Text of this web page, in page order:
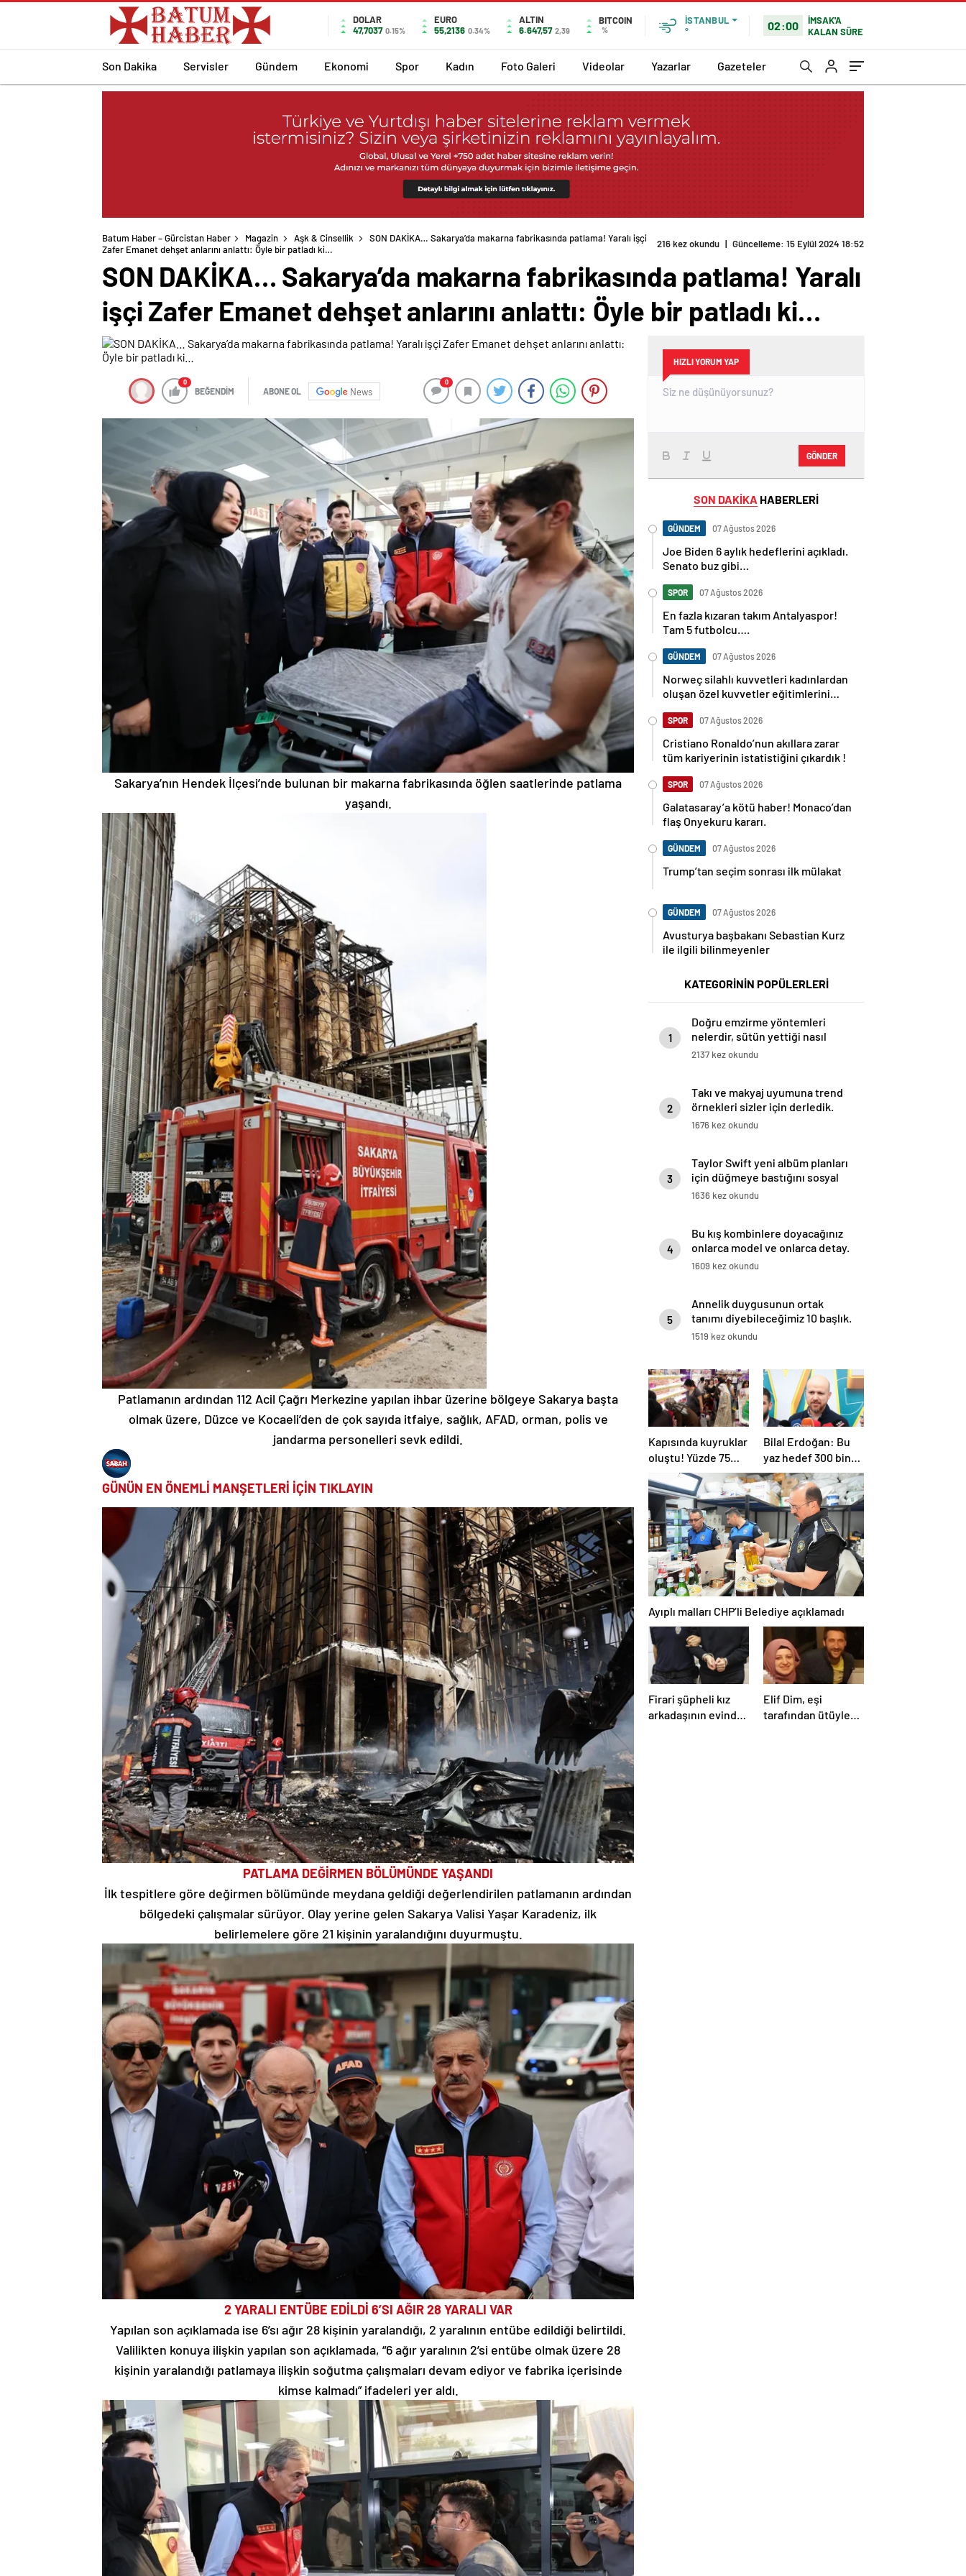
DOLAR
47,7037 0.15%
EURO
55,2136 0.34%
ALTIN
6.647,57 2,39
BITCOIN
%
İSTANBUL
°
02:00
İMSAK'A
KALAN SÜRE
Son Dakika Servisler Gündem Ekonomi Spor Kadın Foto Galeri Videolar Yazarlar Gazeteler
Batum Haber – Gürcistan Haber Magazin Aşk & Cinsellik
SON DAKİKA… Sakarya’da makarna fabrikasında patlama! Yaralı işçi
Zafer Emanet dehşet anlarını anlattı: Öyle bir patladı ki…
216 kez okundu | Güncelleme: 15 Eylül 2024 18:52
SON DAKİKA… Sakarya’da makarna fabrikasında patlama! Yaralı
işçi Zafer Emanet dehşet anlarını anlattı: Öyle bir patladı ki…
0
BEĞENDİM ABONE OL News
0
Sakarya’nın Hendek İlçesi’nde bulunan bir makarna fabrikasında öğlen saatlerinde patlama
yaşandı.
Patlamanın ardından 112 Acil Çağrı Merkezine yapılan ihbar üzerine bölgeye Sakarya başta
olmak üzere, Düzce ve Kocaeli’den de çok sayıda itfaiye, sağlık, AFAD, orman, polis ve
jandarma personelleri sevk edildi.
GÜNÜN EN ÖNEMLİ MANŞETLERİ İÇİN TIKLAYIN
PATLAMA DEĞİRMEN BÖLÜMÜNDE YAŞANDI
İlk tespitlere göre değirmen bölümünde meydana geldiği değerlendirilen patlamanın ardından
bölgedeki çalışmalar sürüyor. Olay yerine gelen Sakarya Valisi Yaşar Karadeniz, ilk
belirlemelere göre 21 kişinin yaralandığını duyurmuştu.
2 YARALI ENTÜBE EDİLDİ 6’SI AĞIR 28 YARALI VAR
Yapılan son açıklamada ise 6’sı ağır 28 kişinin yaralandığı, 2 yaralının entübe edildiği belirtildi.
Valilikten konuya ilişkin yapılan son açıklamada, “6 ağır yaralının 2’si entübe olmak üzere 28
kişinin yaralandığı patlamaya ilişkin soğutma çalışmaları devam ediyor ve fabrika içerisinde
kimse kalmadı” ifadeleri yer aldı.
HIZLI YORUM YAP
GÖNDER
SON DAKİKA HABERLERİ
GÜNDEM 07 Ağustos 2026
Joe Biden 6 aylık hedeflerini açıkladı.
Senato buz gibi…
SPOR 07 Ağustos 2026
En fazla kızaran takım Antalyaspor!
Tam 5 futbolcu….
GÜNDEM 07 Ağustos 2026
Norweç silahlı kuvvetleri kadınlardan
oluşan özel kuvvetler eğitimlerini
SPOR 07 Ağustos 2026
Cristiano Ronaldo’nun akıllara zarar
tüm kariyerinin istatistiğini çıkardık !
SPOR 07 Ağustos 2026
Galatasaray’a kötü haber! Monaco’dan
flaş Onyekuru kararı.
GÜNDEM 07 Ağustos 2026
Trump’tan seçim sonrası ilk mülakat
GÜNDEM 07 Ağustos 2026
Avusturya başbakanı Sebastian Kurz
ile ilgili bilinmeyenler
KATEGORİNİN POPÜLERLERİ
1
Doğru emzirme yöntemleri
nelerdir, sütün yettiği nasıl
anlaşılır?
2137 kez okundu
2
Takı ve makyaj uyumuna trend
örnekleri sizler için derledik.
1676 kez okundu
3
Taylor Swift yeni albüm planları
için düğmeye bastığını sosyal
medyadan duyurdu!
1636 kez okundu
4
Bu kış kombinlere doyacağınız
onlarca model ve onlarca detay.
1609 kez okundu
5
Annelik duygusunun ortak
tanımı diyebileceğimiz 10 başlık.
1519 kez okundu
Kapısında kuyruklar
oluştu! Yüzde 75
indirim yapıldı, tüm
ürünler kapış kapış
gitti
Bilal Erdoğan: Bu
yaz hedef 300 bin
ortaokul
öğrencisini yaz
okullarında
ağırlamak
Ayıplı malları CHP’li Belediye açıklamadı
Firari şüpheli kız
arkadaşının evinde
Elif Dim, eşi
tarafından ütüyle